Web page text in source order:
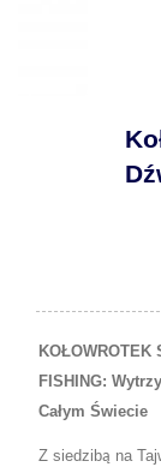
Dźwignią
KOŁOWROTEK
FISHING:
Całym Świecie
Z siedzibą na